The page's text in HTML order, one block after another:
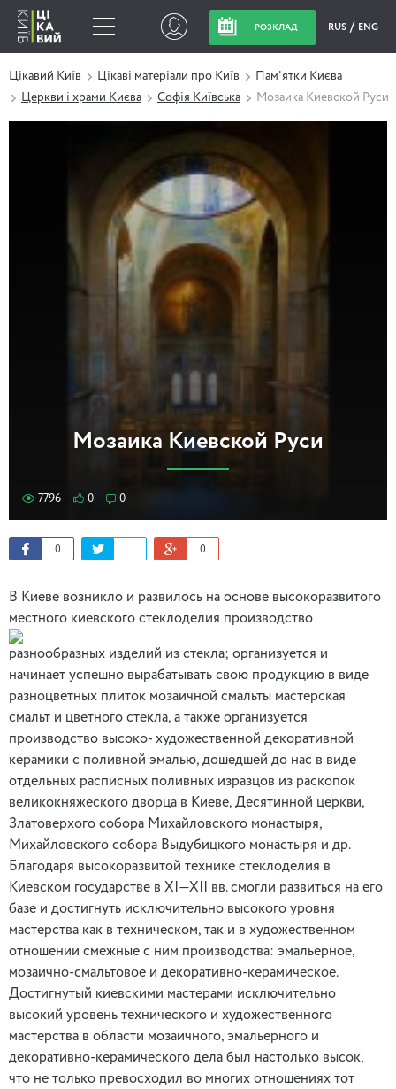
РОЗКЛАД RUS ENG
Цікавий Київ Цікаві матеріали про Київ
Пам'ятки Києва
Церкви і храми Києва
Софія Київська Мозаика Киевской Руси
Мозаика Киевской Руси
7796 0 0
0 0
В Киеве возникло и развилось на основе высокоразвитого
местного киевского стеклоделия производство
разнообразных изделий из стекла; организуется и
начинает успешно вырабатывать свою продукцию в виде
разноцветных плиток мозаичной смальты мастерская
смальт и цветного стекла, а также организуется
производство высоко- художественной декоративной
керамики с поливной эмалью, дошедшей до нас в виде
отдельных расписных поливных изразцов из раскопок
великокняжеского дворца в Киеве, Десятинной церкви,
Златоверхого собора Михайловского монастыря,
Михайловского собора Выдубицкого монастыря и др.
Благодаря высокоразвитой технике стеклоделия в
Киевском государстве в XI—XII вв. смогли развиться на его
базе и достигнуть исключительно высокого уровня
мастерства как в техническом, так и в художественном
отношении смежные с ним производства: эмальерное,
мозаично-смальтовое и декоративно-керамическое.
Достигнутый киевскими мастерами исключительно
высокий уровень технического и художественного
мастерства в области мозаичного, эмальерного и
декоративно-керамического дела был настолько высок,
что не только превосходил во многих отношениях тот